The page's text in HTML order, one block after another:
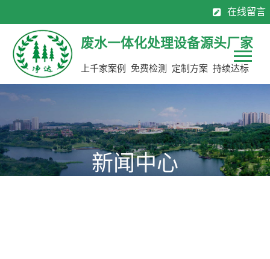
新闻中心
废水一体化处理设备源头厂家
上千家案例 免费检测 定制方案 持续达标
在线留言
全国服务热线： 130-7137 0883 0769-8113 2565